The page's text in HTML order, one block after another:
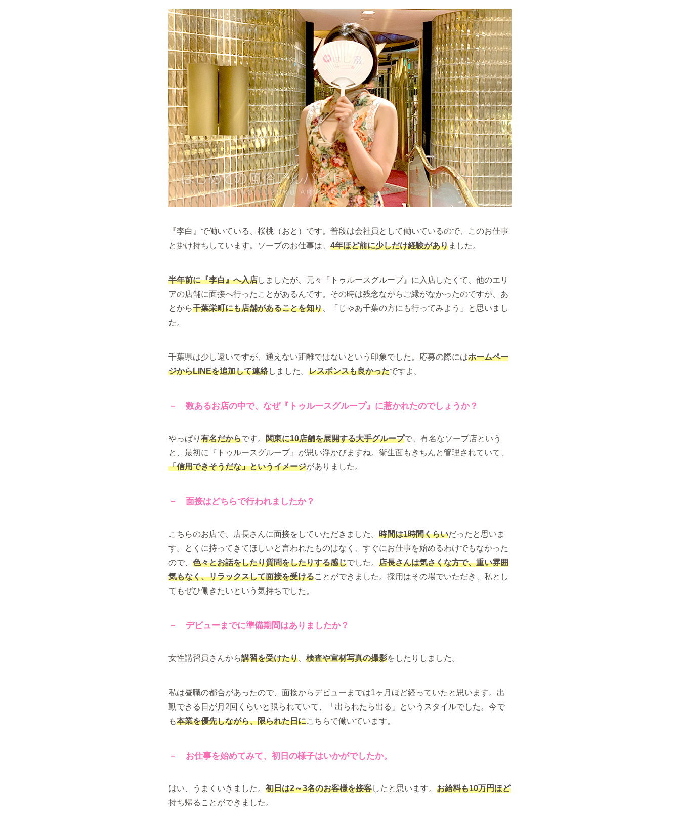
『李白』で働いている、桜桃（おと）です。普段は会社員として働いているので、このお仕事
と掛け持ちしています。ソープのお仕事は、 4年ほど前に少しだけ経験がありました。
半年前に『李白』へ入店しましたが、元々『トゥルースグループ』に入店したくて、他のエリ
アの店舗に面接へ行ったことがあるんです。その時は残念ながらご縁がなかったのですが、あ
とから千葉栄町にも店舗があることを知り 、「じゃあ千葉の方にも行ってみよう」と思いまし
た。
千葉県は少し遠いですが、通えない距離ではないという印象でした。応募の際にはホームペー
ジからLINEを追加して連絡しました。 レスポンスも良かったですよ。
－ 数あるお店の中で、なぜ『トゥルースグループ』に惹かれたのでしょうか？
やっぱり 有名だからです。 関東に10店舗を展開する大手グループで、有名なソープ店という
と、最初に『トゥルースグループ』が思い浮かびますね。衛生面もきちんと管理されていて、
「信用できそうだな」というイメージがありました。
－ 面接はどちらで行われましたか？
こちらのお店で、店長さんに面接をしていただきました。 時間は1時間くらいだったと思いま
す。とくに持ってきてほしいと言われたものはなく、すぐにお仕事を始めるわけでもなかった
ので、 色々とお話をしたり質問をしたりする感じでした。 店長さんは気さくな方で、重い雰囲
気もなく、リラックスして面接を受けることができました。採用はその場でいただき、私とし
てもぜひ働きたいという気持ちでした。
－ デビューまでに準備期間はありましたか？
女性講習員さんから講習を受けたり 検査や宣材写真の撮影をしたりしました。
私は昼職の都合があったので、面接からデビューまでは1ヶ月ほど経っていたと思います。出
勤できる日が月2回くらいと限られていて、「出られたら出る」というスタイルでした。今で
も本業を優先しながら、限られた日にこちらで働いています。
－ お仕事を始めてみて、初日の様子はいかがでしたか。
はい、うまくいきました。 初日は2～3名のお客様を接客したと思います。 お給料も10万円ほど
持ち帰ることができました。